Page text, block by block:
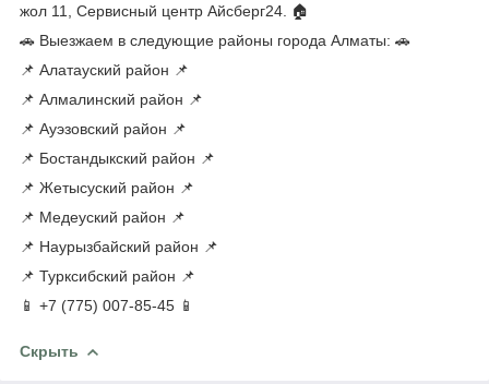
жол 11, Сервисный центр Айсберг24. 🏠
🚗 Выезжаем в следующие районы города Алматы: 🚗
📌 Алатауский район 📌
📌 Алмалинский район 📌
📌 Ауэзовский район 📌
📌 Бостандыкский район 📌
📌 Жетысуский район 📌
📌 Медеуский район 📌
📌 Наурызбайский район 📌
📌 Турксибский район 📌
📱 +7 (775) 007-85-45 📱
Скрыть